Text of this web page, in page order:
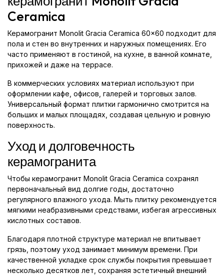
Ceramica
Керамогранит Monolit Gracia Ceramica 60x60 подходит для
пола и стен во внутренних и наружных помещениях. Его
часто применяют в гостиной, на кухне, в ванной комнате,
прихожей и даже на террасе.
В коммерческих условиях материал используют при
оформлении кафе, офисов, галерей и торговых залов.
Универсальный формат плитки гармонично смотрится на
больших и малых площадях, создавая цельную и ровную
поверхность.
Уход и долговечность
керамогранита
Чтобы керамогранит Monolit Gracia Ceramica сохранял
первоначальный вид долгие годы, достаточно
регулярного влажного ухода. Мыть плитку рекомендуется
мягкими неабразивными средствами, избегая агрессивных
кислотных составов.
Благодаря плотной структуре материал не впитывает
грязь, поэтому уход занимает минимум времени. При
качественной укладке срок службы покрытия превышает
несколько десятков лет, сохраняя эстетичный внешний